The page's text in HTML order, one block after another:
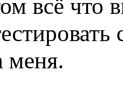
всё что
меня.